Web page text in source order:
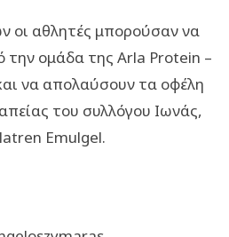
οι αθλητές μπορούσαν να
την ομάδα της Arla Protein –
να απολαύσουν τα οφέλη
του συλλόγου Ιωνάς,
Emulgel.